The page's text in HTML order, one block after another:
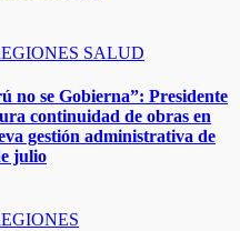
SALUD
no se Gobierna”: Presidente
continuidad de obras en
gestión administrativa de
julio